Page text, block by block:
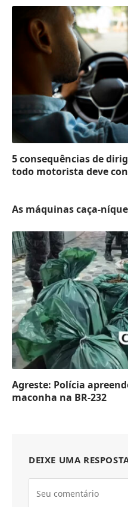
5 consequências de
todo motorista deve
As máquinas caça-
Agreste: Polícia
maconha na BR-232
DEIXE UMA